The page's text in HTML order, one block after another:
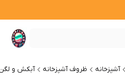
آشپزخانه ظروف آشپزخانه آبکش و